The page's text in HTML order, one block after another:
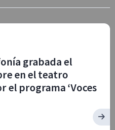
grabada el
en el teatro
el programa ‘Voces